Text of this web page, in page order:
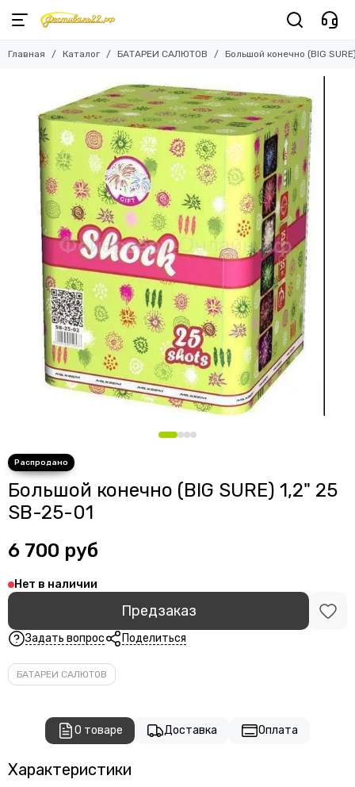
Главная Каталог БАТАРЕИ САЛЮТОВ Большой конечно (BIG
Большой конечно (BIG SURE) 1,2" 25
SB-25-01
6 700 руб
Нет в наличии
Предзаказ
Задать вопрос Поделиться
БАТАРЕИ САЛЮТОВ
О товаре Доставка Оплата
Характеристики